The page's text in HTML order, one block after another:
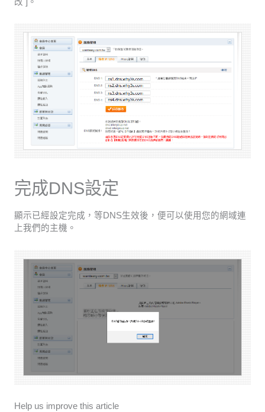
完成DNS設定
顯示已經設定完成，等DNS生效後，便可以使用您的網域連
上我們的主機。
Help us improve this article